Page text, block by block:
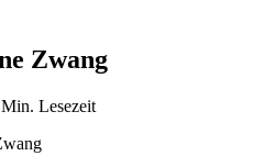
Zwang
Min. Lesezeit